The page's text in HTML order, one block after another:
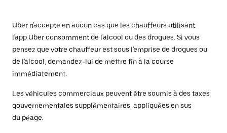
Uber n'accepte en aucun cas que les chauffeurs utilisant
l'app Uber consomment de l'alcool ou des drogues. Si vous
pensez que votre chauffeur est sous l'emprise de drogues ou
de l'alcool, demandez-lui de mettre fin à la course
immédiatement.
Les véhicules commerciaux peuvent être soumis à des taxes
gouvernementales supplémentaires, appliquées en sus
du péage.